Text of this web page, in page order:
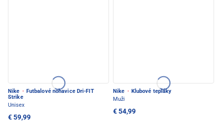
Nike · Futbalové nohavice Dri-FIT
Strike
Unisex
€ 59,99
Nike · Klubové tepláky
Muži
€ 54,99